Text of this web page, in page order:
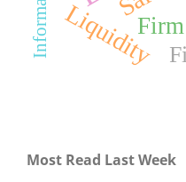
Liquidity
Most Read Last Week